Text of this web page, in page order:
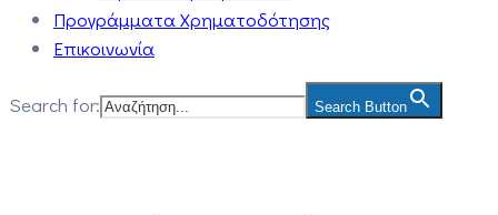
Προγράμματα Χρηματοδότησης
Επικοινωνία
Search for: Search Button